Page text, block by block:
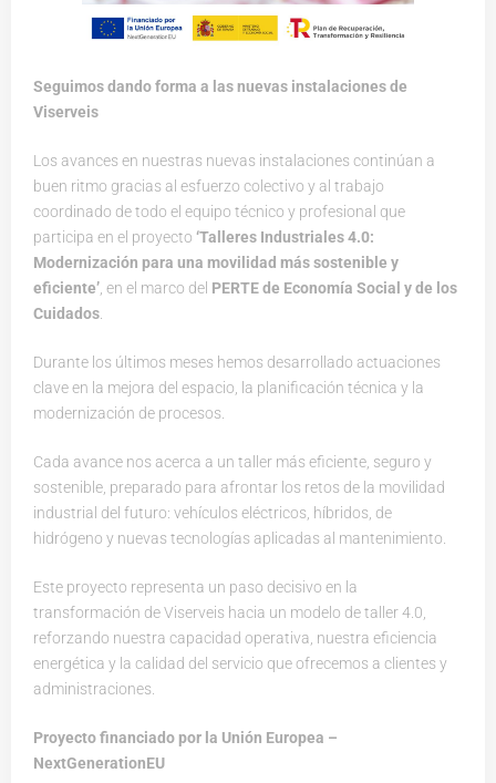
Seguimos dando forma a las nuevas instalaciones de
Viserveis
Los avances en nuestras nuevas instalaciones continúan a
buen ritmo gracias al esfuerzo colectivo y al trabajo
coordinado de todo el equipo técnico y profesional que
participa en el proyecto ‘Talleres Industriales 4.0:
Modernización para una movilidad más sostenible y
eficiente’, en el marco del PERTE de Economía Social y de los
Cuidados.
Durante los últimos meses hemos desarrollado actuaciones
clave en la mejora del espacio, la planificación técnica y la
modernización de procesos.
Cada avance nos acerca a un taller más eficiente, seguro y
sostenible, preparado para afrontar los retos de la movilidad
industrial del futuro: vehículos eléctricos, híbridos, de
hidrógeno y nuevas tecnologías aplicadas al mantenimiento.
Este proyecto representa un paso decisivo en la
transformación de Viserveis hacia un modelo de taller 4.0,
reforzando nuestra capacidad operativa, nuestra eficiencia
energética y la calidad del servicio que ofrecemos a clientes y
administraciones.
Proyecto financiado por la Unión Europea –
NextGenerationEU